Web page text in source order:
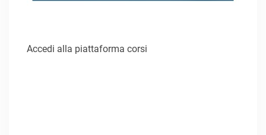
Accedi alla piattaforma corsi